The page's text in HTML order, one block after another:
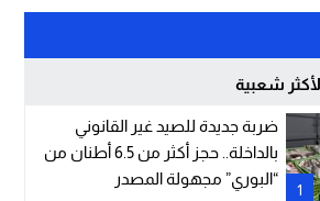
شعبية
1
ضربة جديدة للصيد غير القانوني
بالداخلة.. حجز أكثر من 6.5 أطنان من
“البوري” مجهولة المصدر